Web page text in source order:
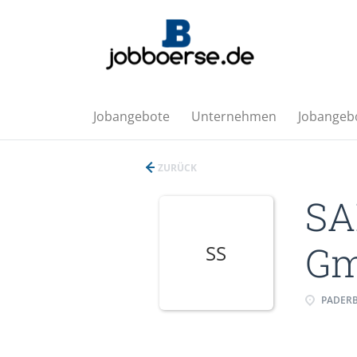
Jobangebote Unternehmen
ZURÜCK
SS